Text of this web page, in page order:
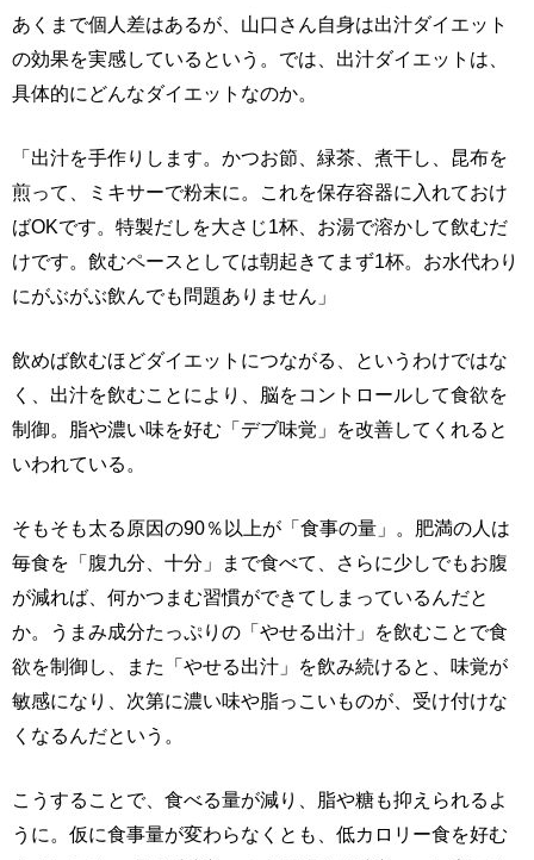
あくまで個人差はあるが、山口さん自身は出汁ダイエット
の効果を実感しているという。では、出汁ダイエットは、
具体的にどんなダイエットなのか。
「出汁を手作りします。かつお節、緑茶、煮干し、昆布を
煎って、ミキサーで粉末に。これを保存容器に入れておけ
ばOKです。特製だしを大さじ1杯、お湯で溶かして飲むだ
けです。飲むペースとしては朝起きてまず1杯。お水代わり
にがぶがぶ飲んでも問題ありません」
飲めば飲むほどダイエットにつながる、というわけではな
く、出汁を飲むことにより、脳をコントロールして食欲を
制御。脂や濃い味を好む「デブ味覚」を改善してくれると
いわれている。
そもそも太る原因の90％以上が「食事の量」。肥満の人は
毎食を「腹九分、十分」まで食べて、さらに少しでもお腹
が減れば、何かつまむ習慣ができてしまっているんだと
か。うまみ成分たっぷりの「やせる出汁」を飲むことで食
欲を制御し、また「やせる出汁」を飲み続けると、味覚が
敏感になり、次第に濃い味や脂っこいものが、受け付けな
くなるんだという。
こうすることで、食べる量が減り、脂や糖も抑えられるよ
うに。仮に食事量が変わらなくとも、低カロリー食を好む